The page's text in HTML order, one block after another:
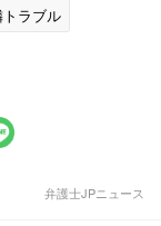
ラブル
弁護士JPニュース